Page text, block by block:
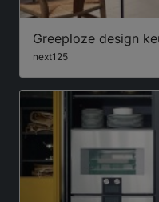
Greeploze design
next125